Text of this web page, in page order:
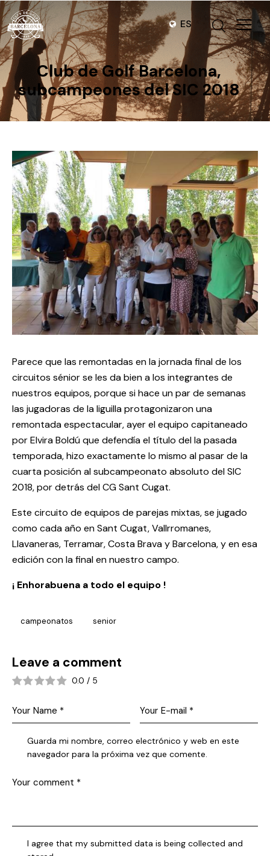
ES
Club de Golf Barcelona,
subcampeones del SIC 2018
Parece que las remontadas en la jornada final de los
circuitos sénior se les da bien a los integrantes de
nuestros equipos, porque si hace un par de semanas
las jugadoras de la liguilla protagonizaron una
remontada espectacular, ayer el equipo capitaneado
por Elvira Boldú que defendía el título del la pasada
temporada, hizo exactamente lo mismo al pasar de la
cuarta posición al subcampeonato absoluto del SIC
2018, por detrás del CG Sant Cugat.
Este circuito de equipos de parejas mixtas, se jugado
como cada año en Sant Cugat, Vallrromanes,
Llavaneras, Terramar, Costa Brava y Barcelona, y en esa
edición con la final en nuestro campo.
¡ Enhorabuena a todo el equipo !
campeonatos senior
Leave a comment
0.0 / 5
Guarda mi nombre, correo electrónico y web en este
navegador para la próxima vez que comente.
I agree that my submitted data is being collected and